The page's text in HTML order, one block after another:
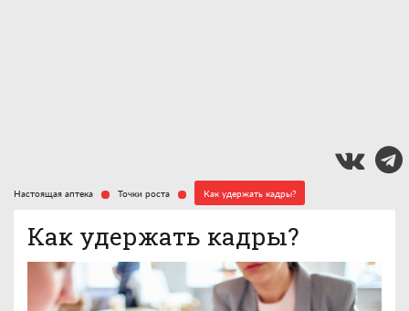
Настоящая аптека Точки роста Как удержать кадры?
Как удержать кадры?